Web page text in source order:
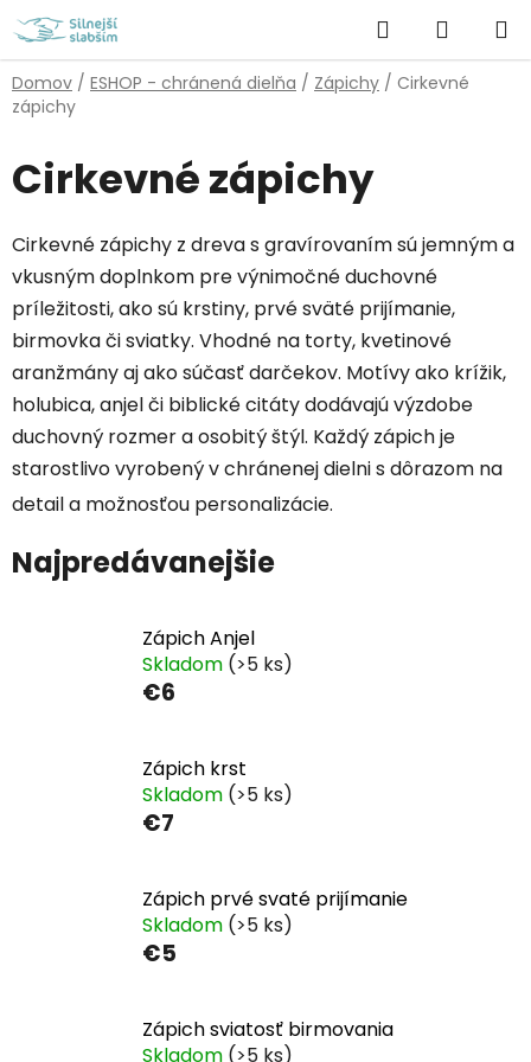
Prejsť
na
obsah
Hľadať
KOŠÍK
Domov / ESHOP - chránená dielňa / Zápichy / Cirkevné
zápichy
Cirkevné zápichy
Cirkevné zápichy z dreva s gravírovaním sú jemným a
vkusným doplnkom pre výnimočné duchovné
príležitosti, ako sú krstiny, prvé sväté prijímanie,
birmovka či sviatky. Vhodné na torty, kvetinové
aranžmány aj ako súčasť darčekov. Motívy ako krížik,
holubica, anjel či biblické citáty dodávajú výzdobe
duchovný rozmer a osobitý štýl. Každý zápich je
starostlivo vyrobený v chránenej dielni s dôrazom na
detail a možnosťou personalizácie.
Najpredávanejšie
Zápich Anjel
Skladom (>5 ks)
€6
Zápich krst
Skladom (>5 ks)
€7
Zápich prvé svaté prijímanie
Skladom (>5 ks)
€5
Zápich sviatosť birmovania
Skladom (>5 ks)